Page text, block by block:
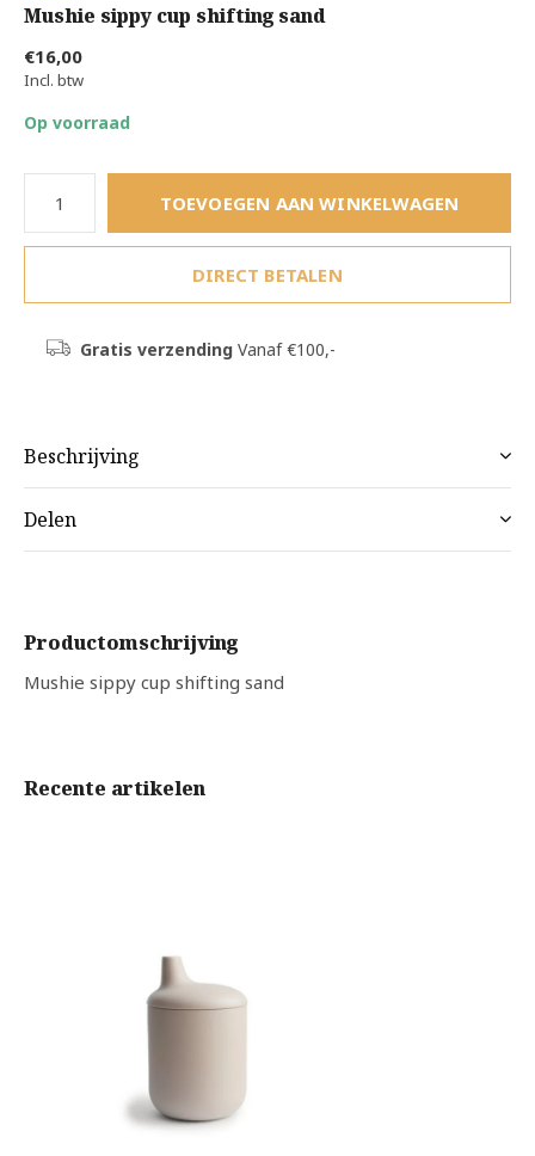
Mushie sippy cup shifting sand
€16,00
Incl. btw
Op voorraad
TOEVOEGEN AAN WINKELWAGEN
DIRECT BETALEN
Gratis verzendingVanaf €100,-
Beschrijving
Delen
Productomschrijving
Mushie sippy cup shifting sand
Recente artikelen